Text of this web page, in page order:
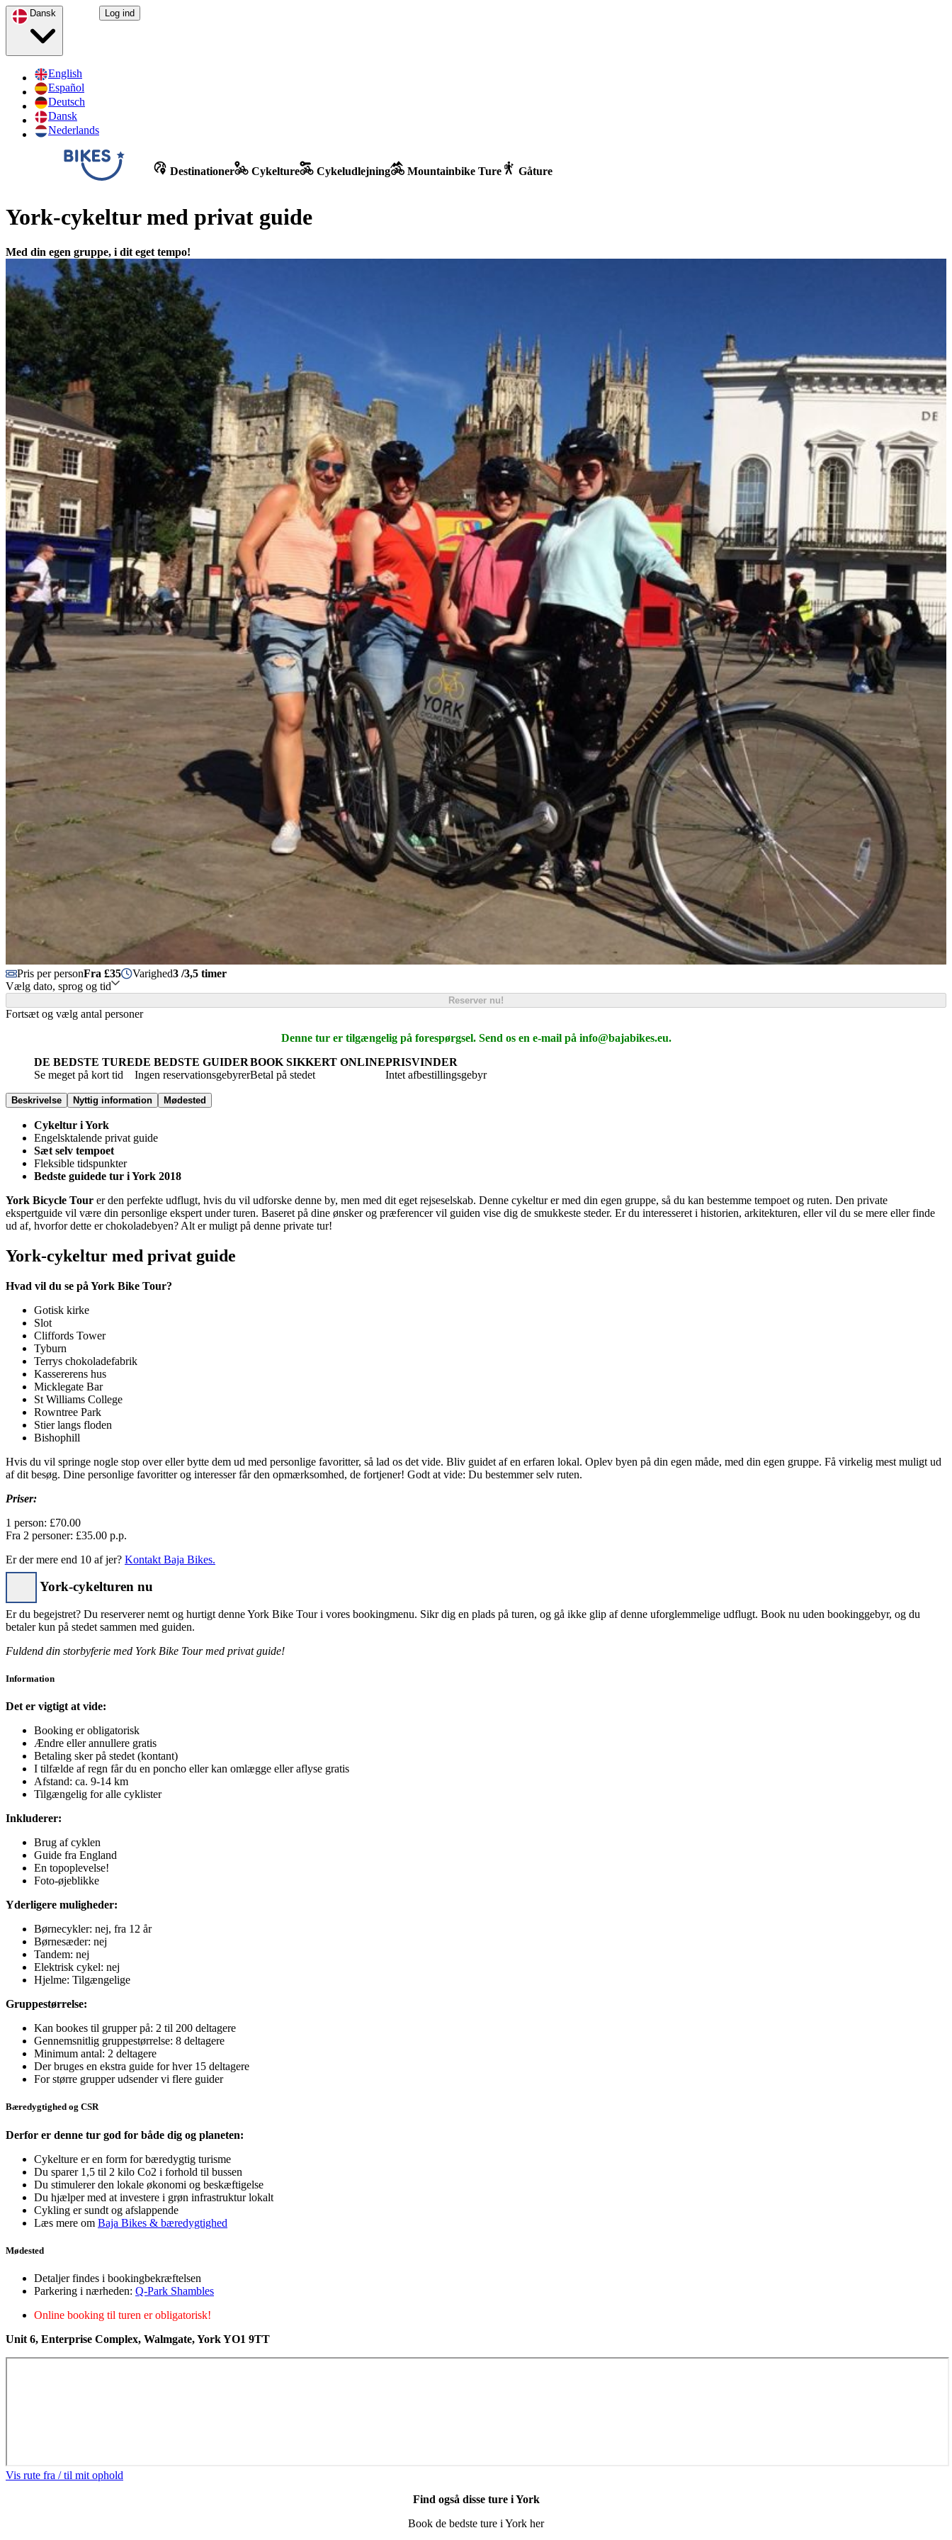
English
Español
Deutsch
Dansk
Nederlands
Log ind
Destinationer Cykelture Cykeludlejning Mountainbike Ture Gåture
York-cykeltur med privat guide
Med din egen gruppe, i dit eget tempo!
Pris per personFra £35 Varighed3 /3,5 timer
Vælg dato, sprog og tid
Reserver nu!
Fortsæt og vælg antal personer
Denne tur er tilgængelig på forespørgsel. Send os en e-mail på info@bajabikes.eu.
DE BEDSTE TURE
Se meget på kort tid
DE BEDSTE GUIDER
Ingen reservationsgebyrer
BOOK SIKKERT ONLINE
Betal på stedet
PRISVINDER
Intet afbestillingsgebyr
Beskrivelse Nyttig information Mødested
Cykeltur i York
Engelsktalende privat guide
Sæt selv tempoet
Fleksible tidspunkter
Bedste guidede tur i York 2018
York Bicycle Tour er den perfekte udflugt, hvis du vil udforske denne by, men med dit eget rejseselskab. Denne cykeltur er med din egen gruppe, så du kan bestemme tempoet og ruten. Den private
ekspertguide vil være din personlige ekspert under turen. Baseret på dine ønsker og præferencer vil guiden vise dig de smukkeste steder. Er du interesseret i historien, arkitekturen, eller vil du se mere eller finde
ud af, hvorfor dette er chokoladebyen? Alt er muligt på denne private tur!
York-cykeltur med privat guide
Hvad vil du se på York Bike Tour?
Gotisk kirke
Slot
Cliffords Tower
Tyburn
Terrys chokoladefabrik
Kassererens hus
Micklegate Bar
St Williams College
Rowntree Park
Stier langs floden
Bishophill
Hvis du vil springe nogle stop over eller bytte dem ud med personlige favoritter, så lad os det vide. Bliv guidet af en erfaren lokal. Oplev byen på din egen måde, med din egen gruppe. Få virkelig mest muligt ud
af dit besøg. Dine personlige favoritter og interesser får den opmærksomhed, de fortjener! Godt at vide: Du bestemmer selv ruten.
Priser:
1 person: £70.00
Fra 2 personer: £35.00 p.p.
Er der mere end 10 af jer? Kontakt Baja Bikes.
Book York-cykelturen nu
Er du begejstret? Du reserverer nemt og hurtigt denne York Bike Tour i vores bookingmenu. Sikr dig en plads på turen, og gå ikke glip af denne uforglemmelige udflugt. Book nu uden bookinggebyr, og du
betaler kun på stedet sammen med guiden.
Fuldend din storbyferie med York Bike Tour med privat guide!
Information
Det er vigtigt at vide:
Booking er obligatorisk
Ændre eller annullere gratis
Betaling sker på stedet (kontant)
I tilfælde af regn får du en poncho eller kan omlægge eller aflyse gratis
Afstand: ca. 9-14 km
Tilgængelig for alle cyklister
Inkluderer:
Brug af cyklen
Guide fra England
En topoplevelse!
Foto-øjeblikke
Yderligere muligheder:
Børnecykler: nej, fra 12 år
Børnesæder: nej
Tandem: nej
Elektrisk cykel: nej
Hjelme: Tilgængelige
Gruppestørrelse:
Kan bookes til grupper på: 2 til 200 deltagere
Gennemsnitlig gruppestørrelse: 8 deltagere
Minimum antal: 2 deltagere
Der bruges en ekstra guide for hver 15 deltagere
For større grupper udsender vi flere guider
Bæredygtighed og CSR
Derfor er denne tur god for både dig og planeten:
Cykelture er en form for bæredygtig turisme
Du sparer 1,5 til 2 kilo Co2 i forhold til bussen
Du stimulerer den lokale økonomi og beskæftigelse
Du hjælper med at investere i grøn infrastruktur lokalt
Cykling er sundt og afslappende
Læs mere om Baja Bikes & bæredygtighed
Mødested
Detaljer findes i bookingbekræftelsen
Parkering i nærheden: Q-Park Shambles
Online booking til turen er obligatorisk!
Unit 6, Enterprise Complex, Walmgate, York YO1 9TT
Vis rute fra / til mit ophold
Find også disse ture i York
Book de bedste ture i York her